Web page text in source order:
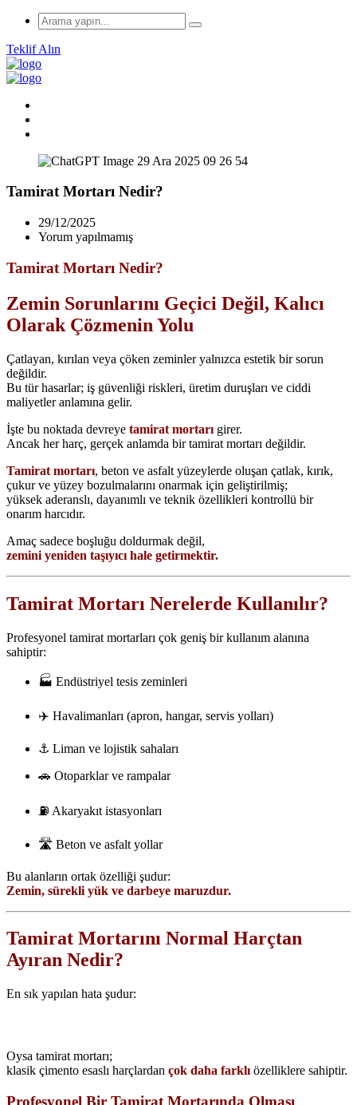
Teklif Alın
Tamirat Mortarı Nedir?
29/12/2025
Yorum yapılmamış
Tamirat Mortarı Nedir?
Zemin Sorunlarını Geçici Değil, Kalıcı
Olarak Çözmenin Yolu
Çatlayan, kırılan veya çöken zeminler yalnızca estetik bir sorun
değildir.
Bu tür hasarlar; iş güvenliği riskleri, üretim duruşları ve ciddi
maliyetler anlamına gelir.
İşte bu noktada devreye tamirat mortarı girer.
Ancak her harç, gerçek anlamda bir tamirat mortarı değildir.
Tamirat mortarı, beton ve asfalt yüzeylerde oluşan çatlak, kırık,
çukur ve yüzey bozulmalarını onarmak için geliştirilmiş;
yüksek aderanslı, dayanımlı ve teknik özellikleri kontrollü bir
onarım harcıdır.
Amaç sadece boşluğu doldurmak değil,
zemini yeniden taşıyıcı hale getirmektir.
Tamirat Mortarı Nerelerde Kullanılır?
Profesyonel tamirat mortarları çok geniş bir kullanım alanına
sahiptir:
🏭 Endüstriyel tesis zeminleri
✈️ Havalimanları (apron, hangar, servis yolları)
⚓ Liman ve lojistik sahaları
🚗 Otoparklar ve rampalar
⛽ Akaryakıt istasyonları
🛣️ Beton ve asfalt yollar
Bu alanların ortak özelliği şudur:
Zemin, sürekli yük ve darbeye maruzdur.
Tamirat Mortarını Normal Harçtan
Ayıran Nedir?
En sık yapılan hata şudur:
Oysa tamirat mortarı;
klasik çimento esaslı harçlardan çok daha farklı özelliklere sahiptir.
Profesyonel Bir Tamirat Mortarında Olması